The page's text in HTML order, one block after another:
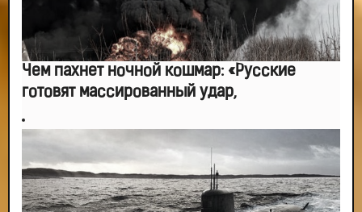
Чем пахнет ночной кошмар: «Русские
готовят массированный удар,